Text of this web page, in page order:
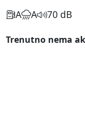
A A 70 dB
Trenutno nema